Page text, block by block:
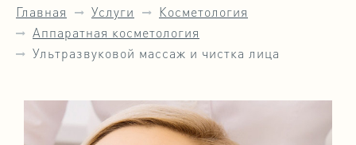
Главная Услуги
Косметология
Аппаратная косметология
Ультразвуковой массаж и чистка лица